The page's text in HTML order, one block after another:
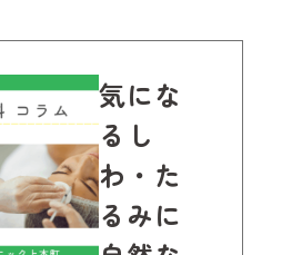
気にな
るし
わ・た
るみに